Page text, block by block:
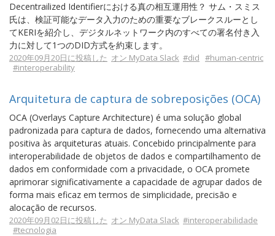
Decentrailized Identifierにおける真の相互運用性？ サム・スミス
氏は、検証可能なデータ入力のための重要なブレークスルーとし
てKERIを紹介し、デジタルネットワーク内のすべての署名付き入
力に対して1つのDID方式を約束します。
2020年09月20日に投稿した オン MyData Slack #did #human-centric
#interoperability
Arquitetura de captura de sobreposições (OCA)
OCA (Overlays Capture Architecture) é uma solução global
padronizada para captura de dados, fornecendo uma alternativa
positiva às arquiteturas atuais. Concebido principalmente para
interoperabilidade de objetos de dados e compartilhamento de
dados em conformidade com a privacidade, o OCA promete
aprimorar significativamente a capacidade de agrupar dados de
forma mais eficaz em termos de simplicidade, precisão e
alocação de recursos.
2020年09月02日に投稿した オン MyData Slack #interoperabilidade
#tecnologia